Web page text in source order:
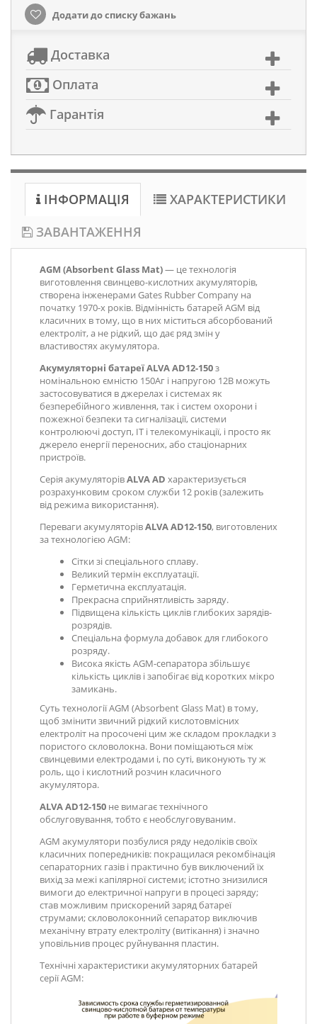
Додати до списку бажань
Доставка
Оплата
Гарантія
ІНФОРМАЦІЯ
ХАРАКТЕРИСТИКИ
ЗАВАНТАЖЕННЯ
AGM (Absorbent Glass Mat)— це технологія
виготовлення свинцево-кислотних акумуляторів,
створена інженерами Gates Rubber Company на
початку 1970-х років. Відмінність батарей AGM від
класичних в тому, що в них міститься абсорбований
електроліт, а не рідкий, що дає ряд змін у
властивостях акумулятора.
Акумуляторні батареї ALVA AD12-150з
номінальною ємністю 150Аг і напругою 12В можуть
застосовуватися в джерелах і системах як
безперебійного живлення, так і систем охорони і
пожежної безпеки та сигналізації, системи
контролюючі доступ, IT і телекомунікації, і просто як
джерело енергії переносних, або стаціонарних
пристроїв.
Серія акумуляторівALVA AD характеризується
розрахунковим сроком служби 12 років (залежить
від режима використання).
Переваги акумуляторівALVA AD12-150, виготовлених
за технологією AGM:
Сітки зі спеціального сплаву.
Великий термін експлуатації.
Герметична експлуатація.
Прекрасна сприйнятливість заряду.
Підвищена кількість циклів глибоких зарядів-
розрядів.
Спеціальна формула добавок для глибокого
розряду.
Висока якість AGM-сепаратора збільшує
кількість циклів і запобігає від коротких мікро
замикань.
Суть технології AGM (Absorbent Glass Mat) в тому,
щоб змінити звичний рідкий кислотовмісних
електроліт на просочені цим же складом прокладки з
пористого скловолокна. Вони поміщаються між
свинцевими електродами і, по суті, виконують ту ж
роль, що і кислотний розчин класичного
акумулятора.
ALVA AD12-150 не вимагає технічного
обслуговування, тобто є необслуговуваним.
AGM акумулятори позбулися ряду недоліків своїх
класичних попередників: покращилася рекомбінація
сепараторних газів і практично був виключений їх
вихід за межі капілярної системи; істотно знизилися
вимоги до електричної напруги в процесі заряду;
став можливим прискорений заряд батареї
струмами; скловолоконний сепаратор виключив
механічну втрату електроліту (витікання) і значно
уповільнив процес руйнування пластин.
Технічні характеристики акумуляторних батарей
серії AGM: